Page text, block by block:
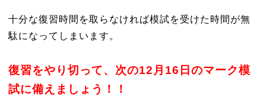
十分な復習時間を取らなければ模試を受けた時間が無
駄になってしまいます。
復習をやり切って、次の12月16日のマーク模
試に備えましょう！！